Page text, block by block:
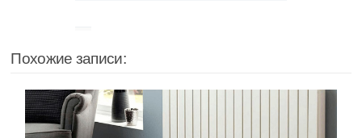
Похожие записи: